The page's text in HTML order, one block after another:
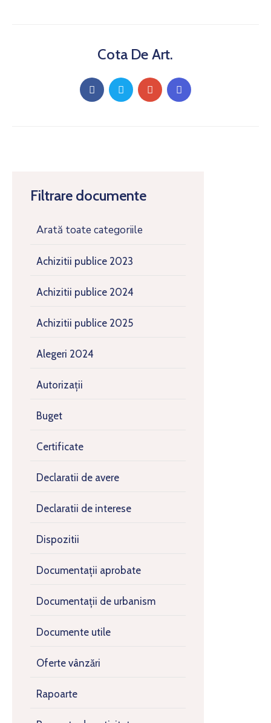
Filtrare documente
Arată toate categoriile
Achizitii publice 2023
Achizitii publice 2024
Achizitii publice 2025
Alegeri 2024
Autorizații
Buget
Certificate
Declaratii de avere
Declaratii de interese
Dispozitii
Documentații aprobate
Documentații de urbanism
Documente utile
Oferte vânzări
Rapoarte
Cota De Art.